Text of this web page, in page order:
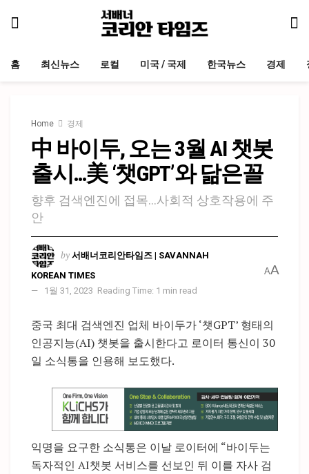
홈 최신뉴스 로컬 미국 / 국제 한국뉴스 경제
Home 경제
中 바이두, 오는 3월 AI 챗봇
출시…美 ‘챗GPT’와 닮은꼴
향후 검색엔진에 접목…사회적 상호작용에 주
안
by 서배너코리안타임즈 | SAVANNAH
KOREAN TIMES
1월 31, 2023 Reading Time: 1 min read
AA
중국 최대 검색엔진 업체 바이두가 ‘챗GPT’ 형태의
인공지능(AI) 챗봇을 출시한다고 로이터 통신이 30
일 소식통을 인용해 보도했다.
익명을 요구한 소식통은 이날 로이터에 “바이두는
독자적인 AI챗봇 서비스를 선보인 뒤 이를 자사 검